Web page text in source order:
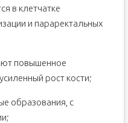
в клетчатке
и параректальных
повышенное
рост кости;
образования, с